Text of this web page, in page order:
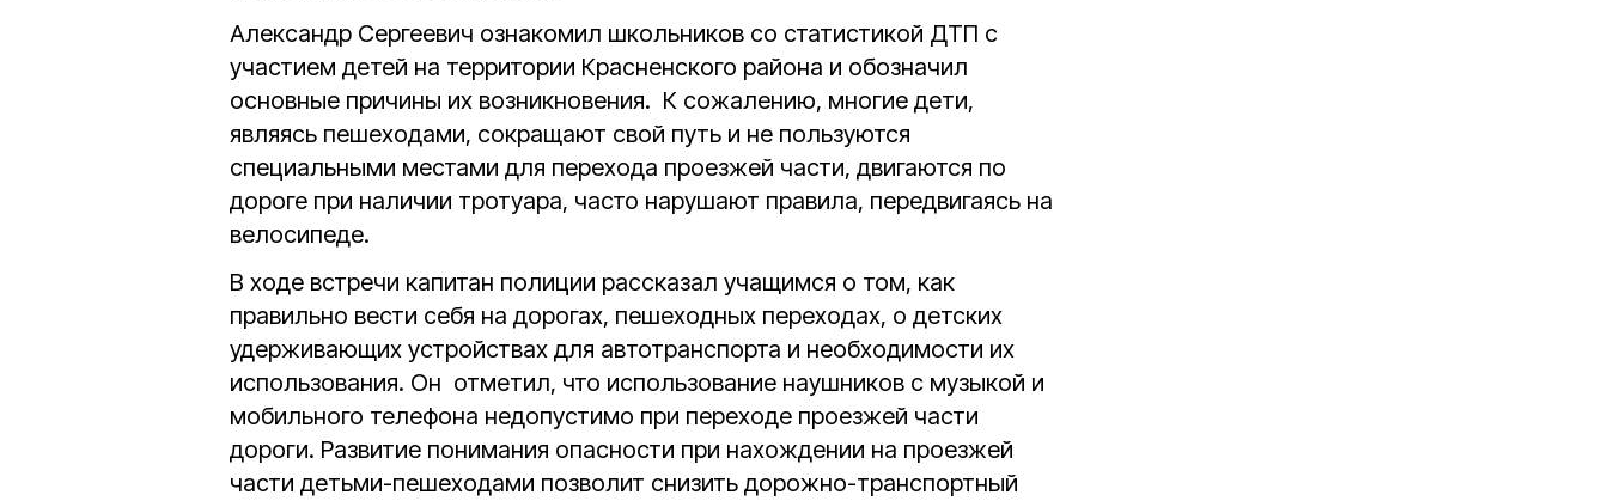
Александр Сергеевич ознакомил школьников со статистикой ДТП с
участием детей на территории Красненского района и обозначил
основные причины их возникновения. К сожалению, многие дети,
являясь пешеходами, сокращают свой путь и не пользуются
специальными местами для перехода проезжей части, двигаются по
дороге при наличии тротуара, часто нарушают правила, передвигаясь на
велосипеде.
В ходе встречи капитан полиции рассказал учащимся о том, как
правильно вести себя на дорогах, пешеходных переходах, о детских
удерживающих устройствах для автотранспорта и необходимости их
использования. Он отметил, что использование наушников с музыкой и
мобильного телефона недопустимо при переходе проезжей части
дороги. Развитие понимания опасности при нахождении на проезжей
части детьми-пешеходами позволит снизить дорожно-транспортный